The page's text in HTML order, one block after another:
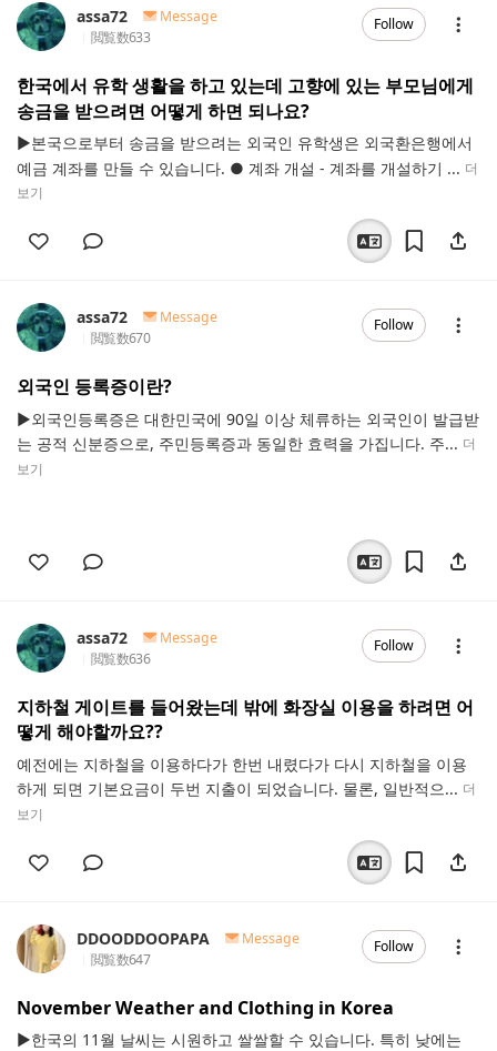
assa72
Message
閲覧数633
Follow
한국에서 유학 생활을 하고 있는데 고향에 있는 부모님에게
송금을 받으려면 어떻게 하면 되나요?
▶본국으로부터 송금을 받으려는 외국인 유학생은 외국환은행에서
예금 계좌를 만들 수 있습니다. ● 계좌 개설 - 계좌를 개설하기 ... 더
보기
assa72
Message
閲覧数670
Follow
외국인 등록증이란?
▶외국인등록증은 대한민국에 90일 이상 체류하는 외국인이 발급받
는 공적 신분증으로, 주민등록증과 동일한 효력을 가집니다. 주... 더
보기
assa72
Message
閲覧数636
Follow
지하철 게이트를 들어왔는데 밖에 화장실 이용을 하려면 어
떻게 해야할까요??
예전에는 지하철을 이용하다가 한번 내렸다가 다시 지하철을 이용
하게 되면 기본요금이 두번 지출이 되었습니다. 물론, 일반적으... 더
보기
DDOODDOOPAPA
Message
閲覧数647
Follow
November Weather and Clothing in Korea
▶한국의 11월 날씨는 시원하고 쌀쌀할 수 있습니다. 특히 낮에는